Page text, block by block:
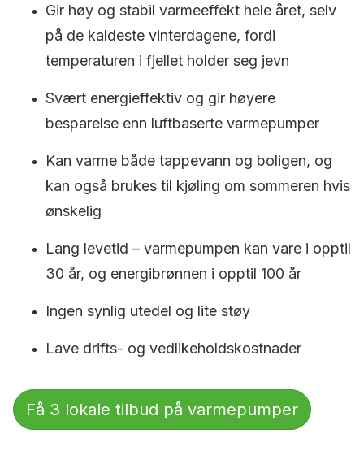
Gir høy og stabil varmeeffekt hele året, selv
på de kaldeste vinterdagene, fordi
temperaturen i fjellet holder seg jevn
Svært energieffektiv og gir høyere
besparelse enn luftbaserte varmepumper
Kan varme både tappevann og boligen, og
kan også brukes til kjøling om sommeren hvis
ønskelig
Lang levetid – varmepumpen kan vare i opptil
30 år, og energibrønnen i opptil 100 år
Ingen synlig utedel og lite støy
Lave drifts- og vedlikeholdskostnader
Få 3 lokale tilbud på varmepumper